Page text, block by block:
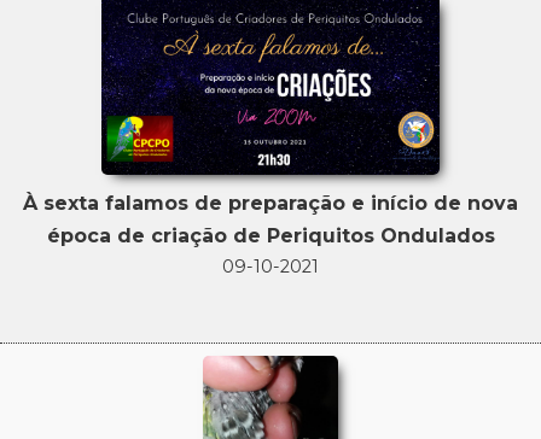
À sexta falamos de preparação e início de nova
época de criação de Periquitos Ondulados
09-10-2021